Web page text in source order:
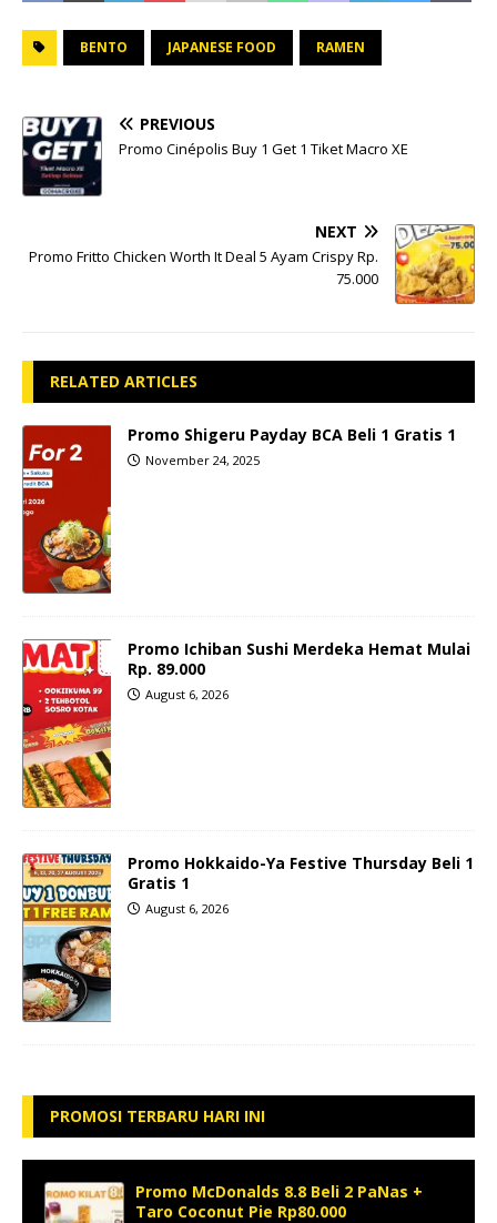
BENTO JAPANESE FOOD RAMEN
PREVIOUS
Promo Cinépolis Buy 1 Get 1 Tiket Macro XE
NEXT
Promo Fritto Chicken Worth It Deal 5 Ayam Crispy Rp.
75.000
RELATED ARTICLES
Promo Shigeru Payday BCA Beli 1 Gratis 1
November 24, 2025
Promo Ichiban Sushi Merdeka Hemat Mulai
Rp. 89.000
August 6, 2026
Promo Hokkaido-Ya Festive Thursday Beli 1
Gratis 1
August 6, 2026
PROMOSI TERBARU HARI INI
Promo McDonalds 8.8 Beli 2 PaNas +
Taro Coconut Pie Rp80.000